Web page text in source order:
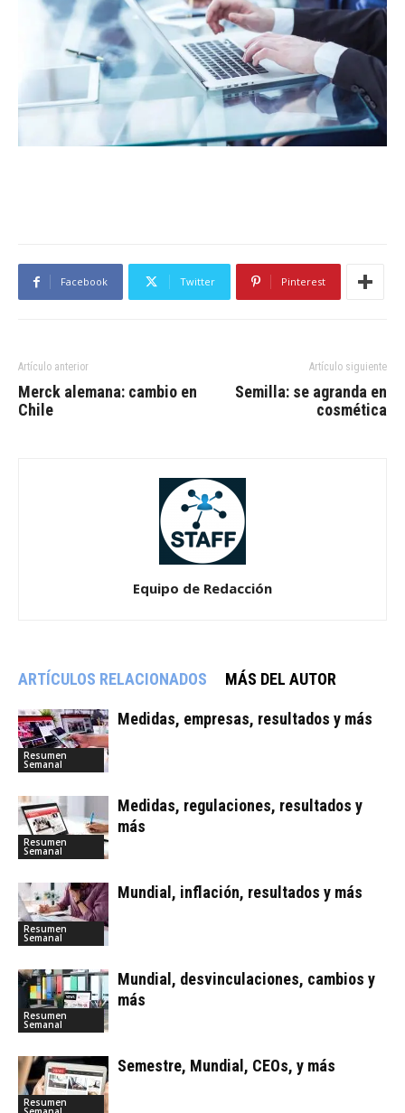
Facebook Twitter Pinterest
Artículo anterior
Merck alemana: cambio en
Chile
Artículo siguiente
Semilla: se agranda en
cosmética
Equipo de Redacción
ARTÍCULOS RELACIONADOS MÁS DEL AUTOR
Resumen
Semanal
Medidas, empresas, resultados y más
Resumen
Semanal
Medidas, regulaciones, resultados y
más
Resumen
Semanal
Mundial, inflación, resultados y más
Resumen
Semanal
Mundial, desvinculaciones, cambios y
más
Resumen
Semestre, Mundial, CEOs, y más